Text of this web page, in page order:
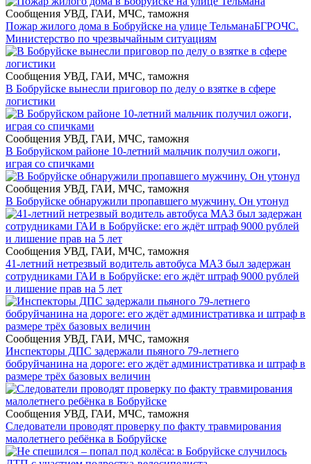
Сообщения УВД, ГАИ, МЧС, таможня
Пожар жилого дома в Бобруйске на улице ТельманаБГРОЧС.
Министерство по чрезвычайным ситуациям
Сообщения УВД, ГАИ, МЧС, таможня
В Бобруйске вынесли приговор по делу о взятке в сфере
логистики
Сообщения УВД, ГАИ, МЧС, таможня
В Бобруйском районе 10-летний мальчик получил ожоги,
играя со спичками
Сообщения УВД, ГАИ, МЧС, таможня
В Бобруйске обнаружили пропавшего мужчину. Он утонул
Сообщения УВД, ГАИ, МЧС, таможня
41-летний нетрезвый водитель автобуса МАЗ был задержан
сотрудниками ГАИ в Бобруйске: его ждёт штраф 9000 рублей
и лишение прав на 5 лет
Сообщения УВД, ГАИ, МЧС, таможня
Инспекторы ДПС задержали пьяного 79-летнего
бобруйчанина на дороге: его ждёт административка и штраф в
размере трёх базовых величин
Сообщения УВД, ГАИ, МЧС, таможня
Следователи проводят проверку по факту травмирования
малолетнего ребёнка в Бобруйске